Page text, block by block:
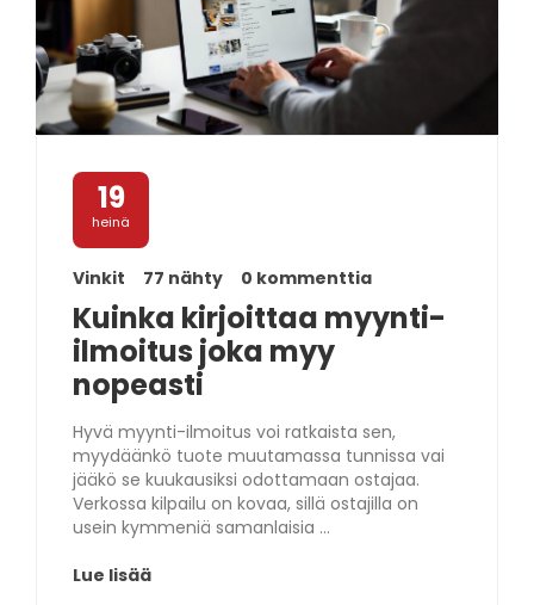
19
heinä
Vinkit 77 nähty 0 kommenttia
Kuinka kirjoittaa myynti-
ilmoitus joka myy
nopeasti
Hyvä myynti-ilmoitus voi ratkaista sen,
myydäänkö tuote muutamassa tunnissa vai
jääkö se kuukausiksi odottamaan ostajaa.
Verkossa kilpailu on kovaa, sillä ostajilla on
usein kymmeniä samanlaisia ...
Lue lisää